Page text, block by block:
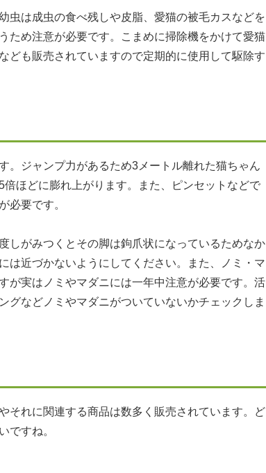
虫は成虫の食べ残しや皮脂、愛猫の被毛カスなどを
ため注意が必要です。こまめに掃除機をかけて愛猫
ども販売されていますので定期的に使用して駆除す
。ジャンプ力があるため3メートル離れた猫ちゃん
ほどに膨れ上がります。また、ピンセットなどで
必要です。
しがみつくとその脚は鉤爪状になっているためなか
は近づかないようにしてください。また、ノミ・マ
が実はノミやマダニには一年中注意が必要です。活
などノミやマダニがついていないかチェックしま
それに関連する商品は数多く販売されています。ど
ですね。